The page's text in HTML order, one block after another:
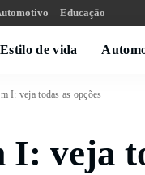
Educação
Estilo de vida
I: veja todas as opções
veja